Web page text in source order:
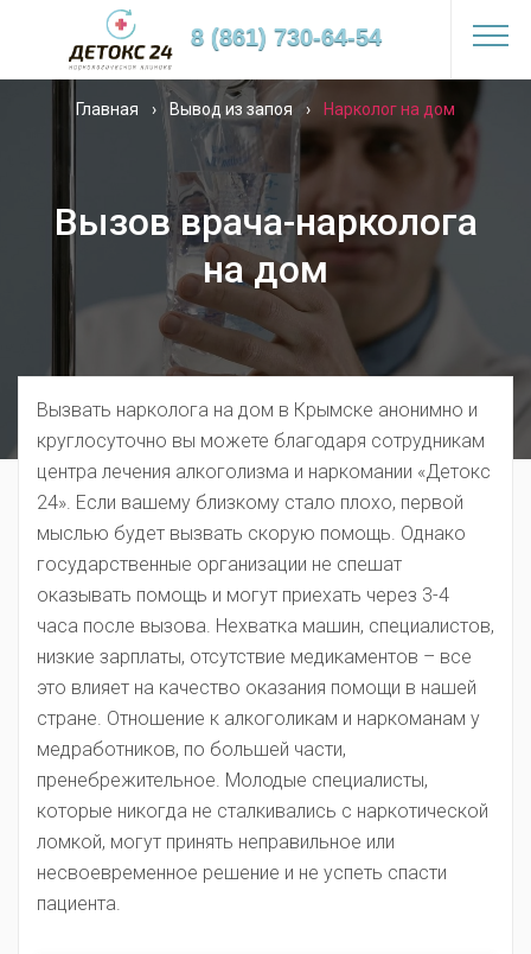
8 (861) 730-64-54
Главная › Вывод из запоя › Нарколог на дом
Вызов врача-нарколога
на дом
Вызвать нарколога на дом в Крымске анонимно и
круглосуточно вы можете благодаря сотрудникам
центра лечения алкоголизма и наркомании «Детокс
24». Если вашему близкому стало плохо, первой
мыслью будет вызвать скорую помощь. Однако
государственные организации не спешат
оказывать помощь и могут приехать через 3-4
часа после вызова. Нехватка машин, специалистов,
низкие зарплаты, отсутствие медикаментов – все
это влияет на качество оказания помощи в нашей
стране. Отношение к алкоголикам и наркоманам у
медработников, по большей части,
пренебрежительное. Молодые специалисты,
которые никогда не сталкивались с наркотической
ломкой, могут принять неправильное или
несвоевременное решение и не успеть спасти
пациента.